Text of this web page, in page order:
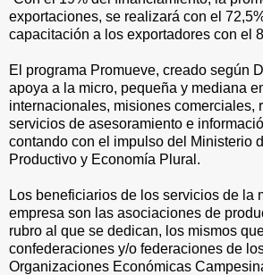
exportaciones, se realizará con el
capacitación a los exportadores con el
El programa Promueve, creado según
apoya a la micro, pequeña y mediana
internacionales, misiones comerciales,
servicios de asesoramiento e
contando con el impulso del Ministerio
Productivo y Economía Plural.
Los beneficiarios de los servicios de la
empresa son las asociaciones de
rubro al que se dedican, los mismos
confederaciones y/o federaciones de
Organizaciones Económicas